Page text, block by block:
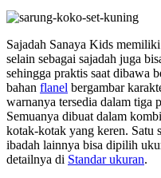
Sajadah Sanaya Kids
selain sebagai sajadah juga
sehingga praktis saat dibawa
bahan flanel bergambar
warnanya tersedia dalam tiga
Semuanya dibuat dalam
kotak-kotak yang keren. Satu
ibadah lainnya bisa dipilih
detailnya di Standar ukuran.